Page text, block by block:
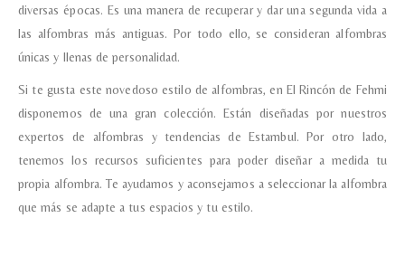
diversas épocas. Es una manera de recuperar y dar una segunda vida a
las alfombras más antiguas. Por todo ello, se consideran alfombras
únicas y llenas de personalidad.
Si te gusta este novedoso estilo de alfombras, en El Rincón de Fehmi
disponemos de una gran colección. Están diseñadas por nuestros
expertos de alfombras y tendencias de Estambul. Por otro lado,
tenemos los recursos suficientes para poder diseñar a medida tu
propia alfombra. Te ayudamos y aconsejamos a seleccionar la alfombra
que más se adapte a tus espacios y tu estilo.